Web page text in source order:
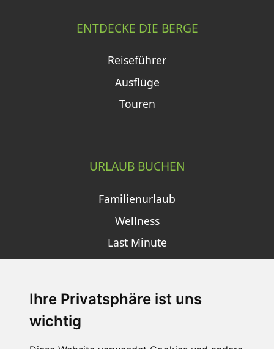
Ihre Privatsphäre ist uns
wichtig
ENTDECKE DIE BERGE
Reiseführer
Ausflüge
Touren
URLAUB BUCHEN
Familienurlaub
Wellness
Last Minute
SCHNEEHÖHEN SKI APP
Die Schneehoehen Ski APP für iOS und Android - Ein
Muss für alle Wintersportler und Schneefreaks!